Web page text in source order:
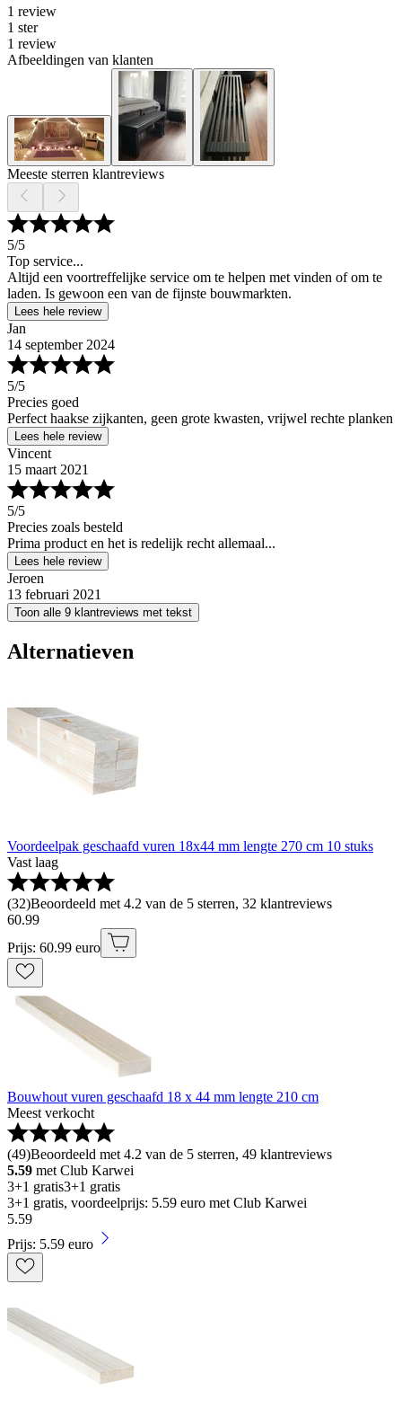
1 review
1 ster
1 review
Afbeeldingen van klanten
Meeste sterren klantreviews
5/5
Top service...
Altijd een voortreffelijke service om te helpen met vinden of om te
laden. Is gewoon een van de fijnste bouwmarkten.
Lees hele review
Jan
14 september 2024
5/5
Precies goed
Perfect haakse zijkanten, geen grote kwasten, vrijwel rechte planken
Lees hele review
Vincent
15 maart 2021
5/5
Precies zoals besteld
Prima product en het is redelijk recht allemaal...
Lees hele review
Jeroen
13 februari 2021
Toon alle 9 klantreviews met tekst
Alternatieven
Voordeelpak geschaafd vuren 18x44 mm lengte 270 cm 10 stuks
Vast laag
(32)Beoordeeld met 4.2 van de 5 sterren, 32 klantreviews
60.99
Prijs: 60.99 euro
Bouwhout vuren geschaafd 18 x 44 mm lengte 210 cm
Meest verkocht
(49)Beoordeeld met 4.2 van de 5 sterren, 49 klantreviews
5.59 met Club Karwei
3+1 gratis3+1 gratis
3+1 gratis, voordeelprijs: 5.59 euro met Club Karwei
5.59
Prijs: 5.59 euro